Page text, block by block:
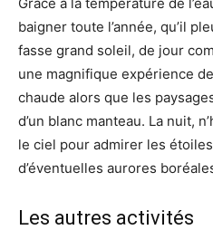
baigner toute l’année, qu’il
fasse grand soleil, de jour
une magnifique expérience
chaude alors que les
d’un blanc manteau. La nuit,
le ciel pour admirer les
d’éventuelles aurores
Les autres activités